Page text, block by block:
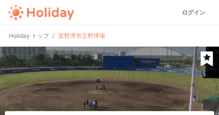
ログイン
Holiday トップ 宜野湾市立野球場